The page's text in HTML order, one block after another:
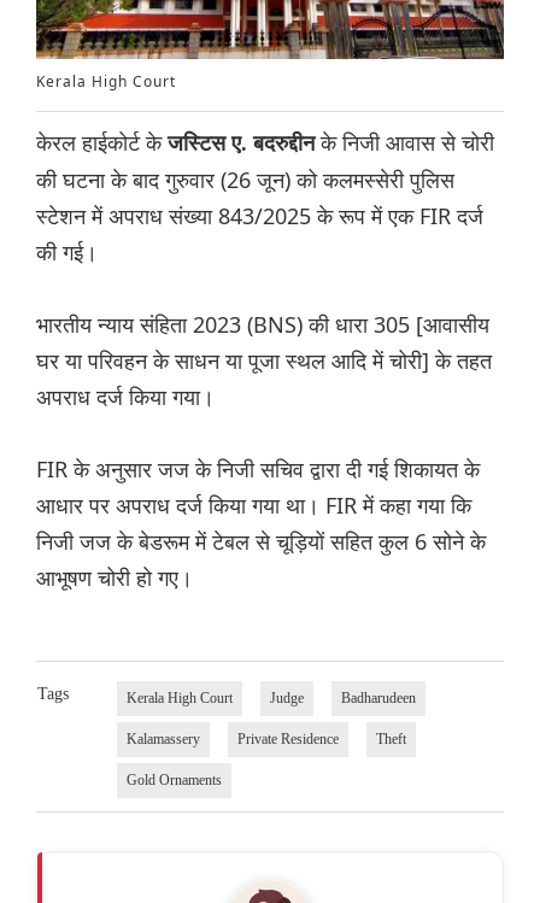
Kerala High Court
केरल हाईकोर्ट केजस्टिस ए. बदरुद्दीनके निजी आवास से चोरी
की घटना के बाद गुरुवार (26 जून) को कलमस्सेरी पुलिस
स्टेशन में अपराध संख्या 843/2025 के रूप में एक FIR दर्ज
की गई।
भारतीय न्याय संहिता 2023 (BNS) की धारा 305 [आवासीय
घर या परिवहन के साधन या पूजा स्थल आदि में चोरी] के तहत
अपराध दर्ज किया गया।
FIR के अनुसार जज के निजी सचिव द्वारा दी गई शिकायत के
आधार पर अपराध दर्ज किया गया था। FIR में कहा गया कि
निजी जज के बेडरूम में टेबल से चूड़ियों सहित कुल 6 सोने के
आभूषण चोरी हो गए।
Tags Kerala High Court Judge Badharudeen
Kalamassery Private Residence Theft
Gold Ornaments